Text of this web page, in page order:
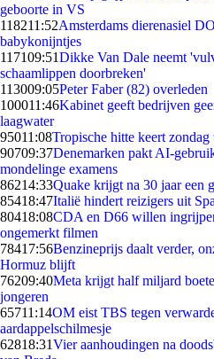
geboorte in VS
118211:52Amsterdams dierenasiel
babykonijntjes
117109:51Dikke Van Dale neemt
schaamlippen doorbreken'
113009:05Peter Faber (82) overleden
100011:46Kabinet geeft bedrijven
laagwater
95011:08Tropische hitte keert
90709:37Denemarken pakt AI-
mondelinge examens
86214:33Quake krijgt na 30 jaar een
85418:47Italië hindert reizigers uit
80418:08CDA en D66 willen
ongemerkt filmen
78417:56Benzineprijs daalt verder,
Hormuz blijft
76209:40Meta krijgt half miljard
jongeren
65711:14OM eist TBS tegen
aardappelschilmesje
62818:31Vier aanhoudingen na